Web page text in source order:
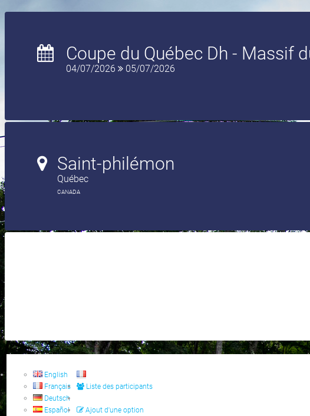
Coupe du Québec Dh - Massif
04/07/2026 05/07/2026
Saint-philémon
Québec
CANADA
English
Français
Deutsch
Español
Liste des participants
Ajout d'une option